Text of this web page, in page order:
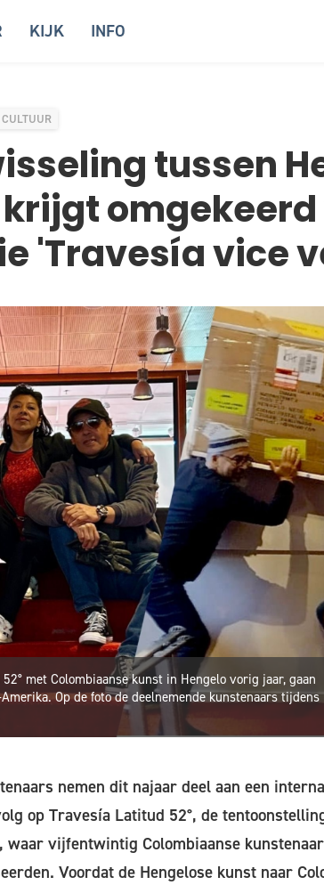
KIJK INFO
tussen
'Travesía vice
met Colombiaanse kunst in Hengelo vorig jaar, gaan
Op de foto de deelnemende kunstenaars tijdens
nemen dit najaar deel aan een
op Travesía Latitud 52°, de
waar vijfentwintig Colombiaanse
Voordat de Hengelose kunst naar